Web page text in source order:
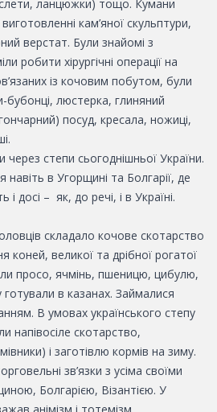
ланцюжки) тощо. Кумани
кам’яної скульптури,
верстат. Були знайомі з
робити хірургічні операції на
із кочовим побутом, були
бубонці, люстерка, глиняний
посуд, кресала, ножиці,
степи сьогоднішньої України.
в Угорщині та Болгарії, де
досі – як, до речі, і в Україні.
складало кочове скотарство
коней, великої та дрібної рогатої
просо, ячмінь, пшеницю, цибулю,
готували в казанах. Займалися
В умовах українського степу
напівосіле скотарство,
і заготівлю кормів на зиму.
зв’язки з усіма своїми
Болгарією, Візантією. У